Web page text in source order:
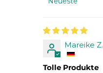
Sort by
Mareike Z.
Tolle Produkte